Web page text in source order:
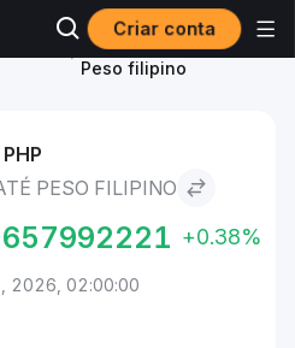
Criar conta
Casper Network to
Peso filipino
PESO FILIPINO
+0.38%
2026, 02:00:00